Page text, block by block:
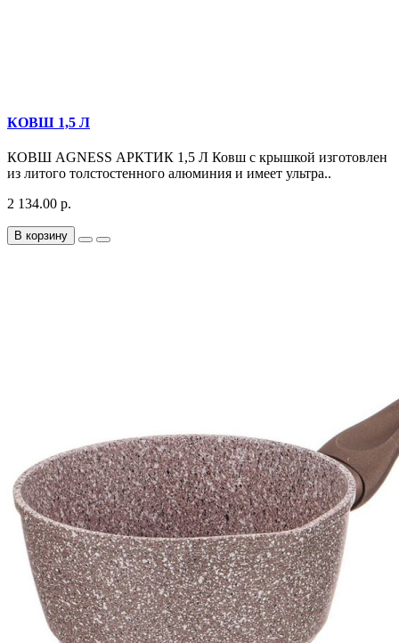
КОВШ 1,5 Л
КОВШ AGNESS АРКТИК 1,5 Л Ковш с крышкой изготовлен
из литого толстостенного алюминия и имеет ультра..
2 134.00 р.
В корзину